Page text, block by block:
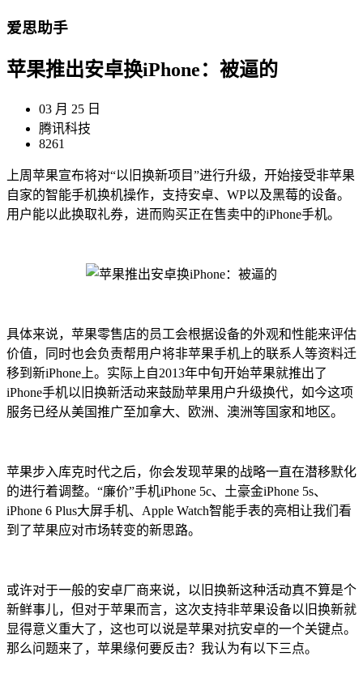
爱思助手
苹果推出安卓换iPhone：被逼的
03 月 25 日
腾讯科技
8261
上周苹果宣布将对“以旧换新项目”进行升级，开始接受非苹果
自家的智能手机换机操作，支持安卓、WP以及黑莓的设备。
用户能以此换取礼券，进而购买正在售卖中的iPhone手机。
具体来说，苹果零售店的员工会根据设备的外观和性能来评估
价值，同时也会负责帮用户将非苹果手机上的联系人等资料迁
移到新iPhone上。实际上自2013年中旬开始苹果就推出了
iPhone手机以旧换新活动来鼓励苹果用户升级换代，如今这项
服务已经从美国推广至加拿大、欧洲、澳洲等国家和地区。
苹果步入库克时代之后，你会发现苹果的战略一直在潜移默化
的进行着调整。“廉价”手机iPhone 5c、土豪金iPhone 5s、
iPhone 6 Plus大屏手机、Apple Watch智能手表的亮相让我们看
到了苹果应对市场转变的新思路。
或许对于一般的安卓厂商来说，以旧换新这种活动真不算是个
新鲜事儿，但对于苹果而言，这次支持非苹果设备以旧换新就
显得意义重大了，这也可以说是苹果对抗安卓的一个关键点。
那么问题来了，苹果缘何要反击？我认为有以下三点。